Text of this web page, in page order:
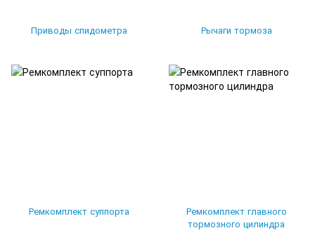
Приводы спидометра Рычаги тормоза
Ремкомплект суппорта
Ремкомплект главного
тормозного цилиндра